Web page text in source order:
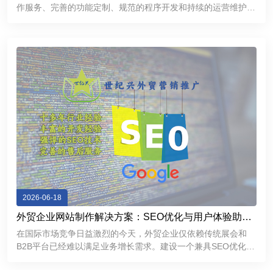
作服务、完善的功能定制、规范的程序开发和持续的运营维护，
持。
2026-06-18
外贸企业网站制作解决方案：SEO优化与用户体验助力
精准获客
在国际市场竞争日益激烈的今天，外贸企业仅依赖传统展会和
B2B平台已经难以满足业务增长需求。建设一个兼具SEO优化能